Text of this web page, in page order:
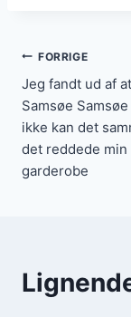
FORRIGE
Jeg fandt ud af
Samsøe
ikke kan det
det reddede min
garderobe